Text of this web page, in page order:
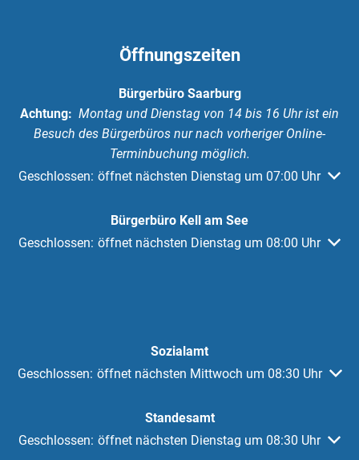
Öffnungszeiten
Bürgerbüro Saarburg
Achtung: Montag und Dienstag von 14 bis 16 Uhr ist ein
Besuch des Bürgerbüros nur nach vorheriger Online-
Terminbuchung möglich.
Klicken, um weitere Öffnungs- oder Schließzeiten
Geschlossen: öffnet nächsten Dienstag um 07:00 Uhr
Bürgerbüro Kell am See
Klicken, um weitere Öffnungs- oder Schließzeiten
Geschlossen: öffnet nächsten Dienstag um 08:00 Uhr
Sozialamt
Klicken, um weitere Öffnungs- oder Schließzeiten
Geschlossen: öffnet nächsten Mittwoch um 08:30 Uhr
Standesamt
Klicken, um weitere Öffnungs- oder Schließzeiten
Geschlossen: öffnet nächsten Dienstag um 08:30 Uhr